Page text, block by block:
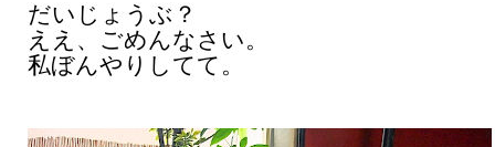
だいじょうぶ？
ええ、ごめんなさい。
私ぼんやりしてて。